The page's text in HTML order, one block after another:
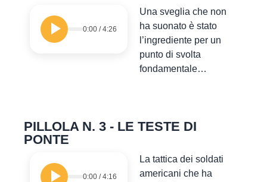
0:00 /4:26
Una sveglia che non
ha suonato è stato
l’ingrediente per un
punto di svolta
fondamentale…
PILLOLA N. 3 - LE TESTE DI
PONTE
0:00 /4:16
La tattica dei soldati
americani che ha